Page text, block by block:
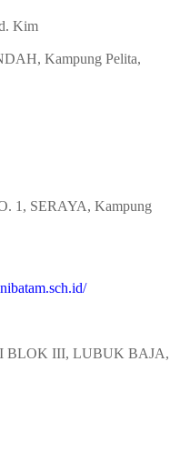
Kim
Kampung Pelita,
1, SERAYA, Kampung
BLOK III, LUBUK BAJA,